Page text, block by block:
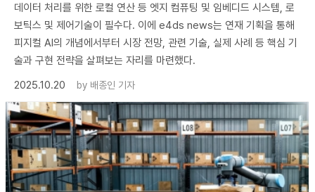
데이터 처리를 위한 로컬 연산 등 엣지 컴퓨팅 및 임베디드 시스템, 로
보틱스 및 제어기술이 필수다. 이에 e4ds news는 연재 기획을 통해
피지컬 AI의 개념에서부터 시장 전망, 관련 기술, 실제 사례 등 핵심 기
술과 구현 전략을 살펴보는 자리를 마련했다.
2025.10.20
by 배종인 기자